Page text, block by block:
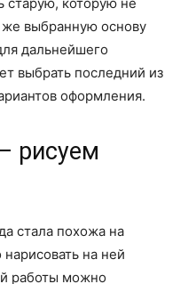
же выбранную основу
дальнейшего
выбрать последний из
оформления.
рисуем
стала похожа на
на ней
работы можно